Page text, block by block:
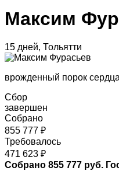
Максим
15 дней, Тольятти
врожденный порок
Сбор
завершен
Собрано
855 777 ₽
Требовалось
471 623 ₽
Собрано 855 777 руб.